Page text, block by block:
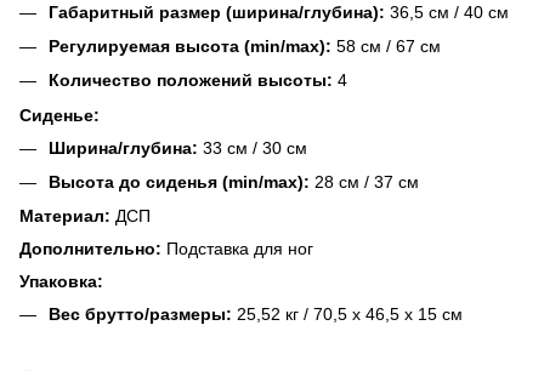
Габаритный размер (ширина/глубина): 36,5 см / 40 см
Регулируемая высота (min/max): 58 см / 67 см
Количество положений высоты: 4
Сиденье:
Ширина/глубина: 33 см / 30 см
Высота до сиденья (min/max): 28 см / 37 см
Материал: ДСП
Дополнительно: Подставка для ног
Упаковка:
Вес брутто/размеры: 25,52 кг / 70,5 x 46,5 x 15 см